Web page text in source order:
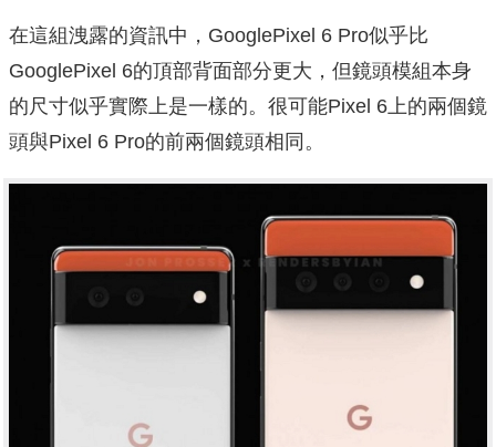
在這組洩露的資訊中，GooglePixel 6 Pro似乎比
GooglePixel 6的頂部背面部分更大，但鏡頭模組本身
的尺寸似乎實際上是一樣的。很可能Pixel 6上的兩個鏡
頭與Pixel 6 Pro的前兩個鏡頭相同。